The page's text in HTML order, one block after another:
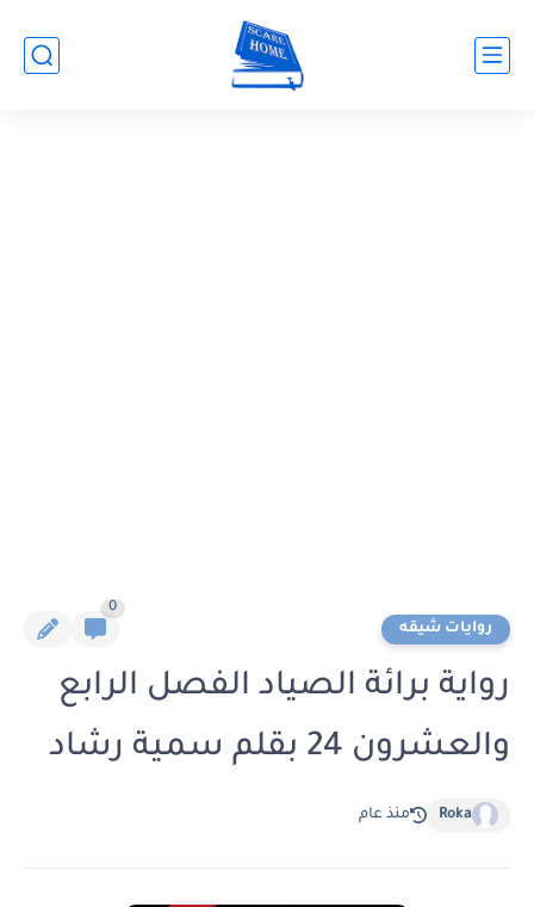
روايات شيقه
0
رواية برائة الصياد الفصل الرابع
والعشرون 24 بقلم سمية رشاد
Roka منذ عام